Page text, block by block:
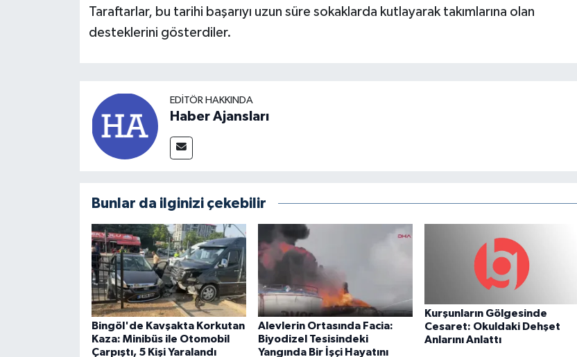
Taraftarlar, bu tarihi başarıyı uzun süre sokaklarda kutlayarak takımlarına olan
desteklerini gösterdiler.
EDITÖR HAKKINDA
Haber Ajansları
Bunlar da ilginizi çekebilir
Bingöl'de Kavşakta Korkutan
Kaza: Minibüs ile Otomobil
Çarpıştı, 5 Kişi Yaralandı
Alevlerin Ortasında Facia:
Biyodizel Tesisindeki
Yangında Bir İşçi Hayatını
Kurşunların Gölgesinde
Cesaret: Okuldaki Dehşet
Anlarını Anlattı